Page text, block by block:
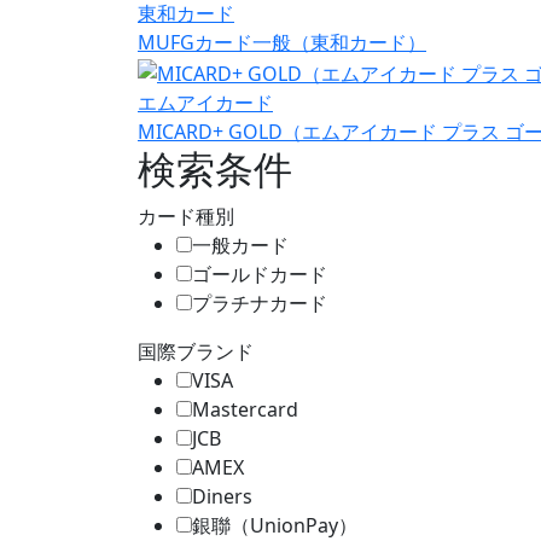
東和カード
MUFGカード一般（東和カード）
エムアイカード
MICARD+ GOLD（エムアイカード プラス ゴ
検索条件
カード種別
一般カード
ゴールドカード
プラチナカード
国際ブランド
VISA
Mastercard
JCB
AMEX
Diners
銀聯（UnionPay）